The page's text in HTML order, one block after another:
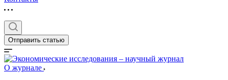
Отправить статью
О журнале